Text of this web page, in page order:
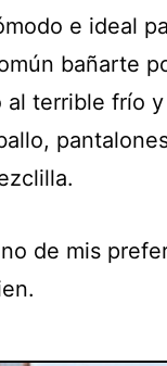
e ideal
bañarte
al terrible frío
de mis